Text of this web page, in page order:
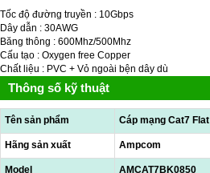
Tốc độ đường truyền : 10Gbps
Dây dẫn : 30AWG
Băng thông : 600Mhz/500Mhz
Cấu tạo : Oxygen free Copper
Chất liệu : PVC + Vỏ ngoài bện dây dù
Thông số kỹ thuật
Tên sản phẩm Cáp mạng Cat7 Flat
Hãng sản xuất Ampcom
Model AMCAT7BK0850